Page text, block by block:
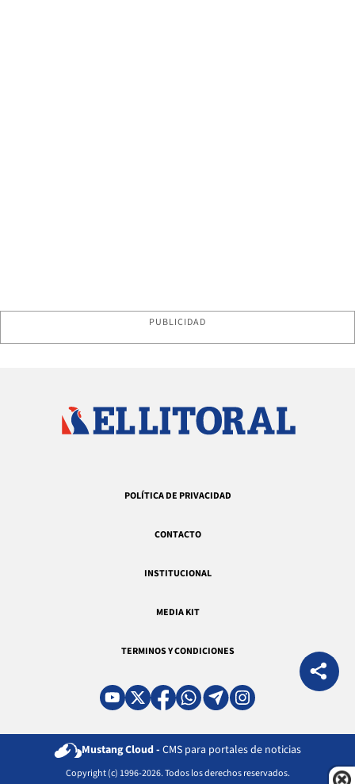
PUBLICIDAD
POLÍTICA DE PRIVACIDAD
CONTACTO
INSTITUCIONAL
MEDIA KIT
TERMINOS Y CONDICIONES
Mustang Cloud - CMS para portales de noticias
Copyright (c) 1996-2026. Todos los derechos reservados.